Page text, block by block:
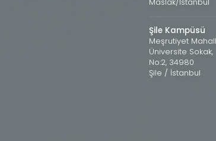
Şile Kampüsü
Meşrutiyet
Üniversite Sokak,
No:2, 34980
Şile / İstanbul